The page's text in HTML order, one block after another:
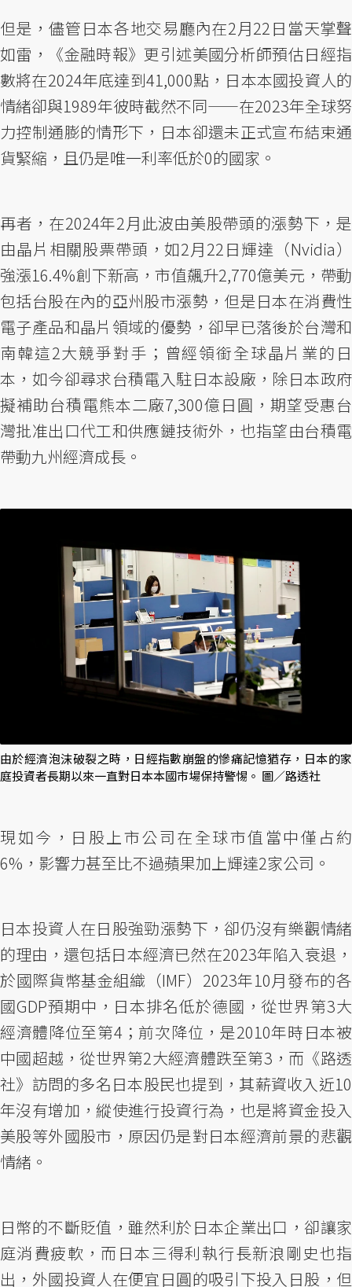
但是，儘管日本各地交易廳內在2月22日當天掌聲
如雷，《金融時報》更引述美國分析師預估日經指
數將在2024年底達到41,000點，日本本國投資人的
情緒卻與1989年彼時截然不同——在2023年全球努
力控制通膨的情形下，日本卻還未正式宣布結束通
貨緊縮，且仍是唯一利率低於0的國家。
再者，在2024年2月此波由美股帶頭的漲勢下，是
由晶片相關股票帶頭，如2月22日輝達（Nvidia）
強漲16.4%創下新高，市值飆升2,770億美元，帶動
包括台股在內的亞州股市漲勢，但是日本在消費性
電子產品和晶片領域的優勢，卻早已落後於台灣和
南韓這2大競爭對手；曾經領銜全球晶片業的日
本，如今卻尋求台積電入駐日本設廠，除日本政府
擬補助台積電熊本二廠7,300億日圓，期望受惠台
灣批准出口代工和供應鏈技術外，也指望由台積電
帶動九州經濟成長。
由於經濟泡沫破裂之時，日經指數崩盤的慘痛記憶猶存，日本的家
庭投資者長期以來一直對日本本國市場保持警惕。 圖／路透社
現如今，日股上市公司在全球市值當中僅占約
6%，影響力甚至比不過蘋果加上輝達2家公司。
日本投資人在日股強勁漲勢下，卻仍沒有樂觀情緒
的理由，還包括日本經濟已然在2023年陷入衰退，
於國際貨幣基金組織（IMF）2023年10月發布的各
國GDP預期中，日本排名低於德國，從世界第3大
經濟體降位至第4；前次降位，是2010年時日本被
中國超越，從世界第2大經濟體跌至第3，而《路透
社》訪問的多名日本股民也提到，其薪資收入近10
年沒有增加，縱使進行投資行為，也是將資金投入
美股等外國股市，原因仍是對日本經濟前景的悲觀
情緒。
日幣的不斷貶值，雖然利於日本企業出口，卻讓家
庭消費疲軟，而日本三得利執行長新浪剛史也指
出，外國投資人在便宜日圓的吸引下投入日股，但